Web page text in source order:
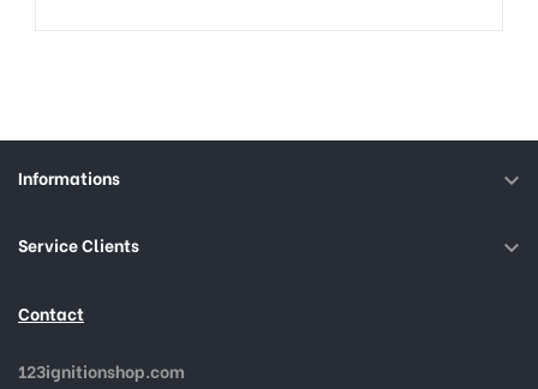
Informations 
Service Clients 
Contact
123ignitionshop.com